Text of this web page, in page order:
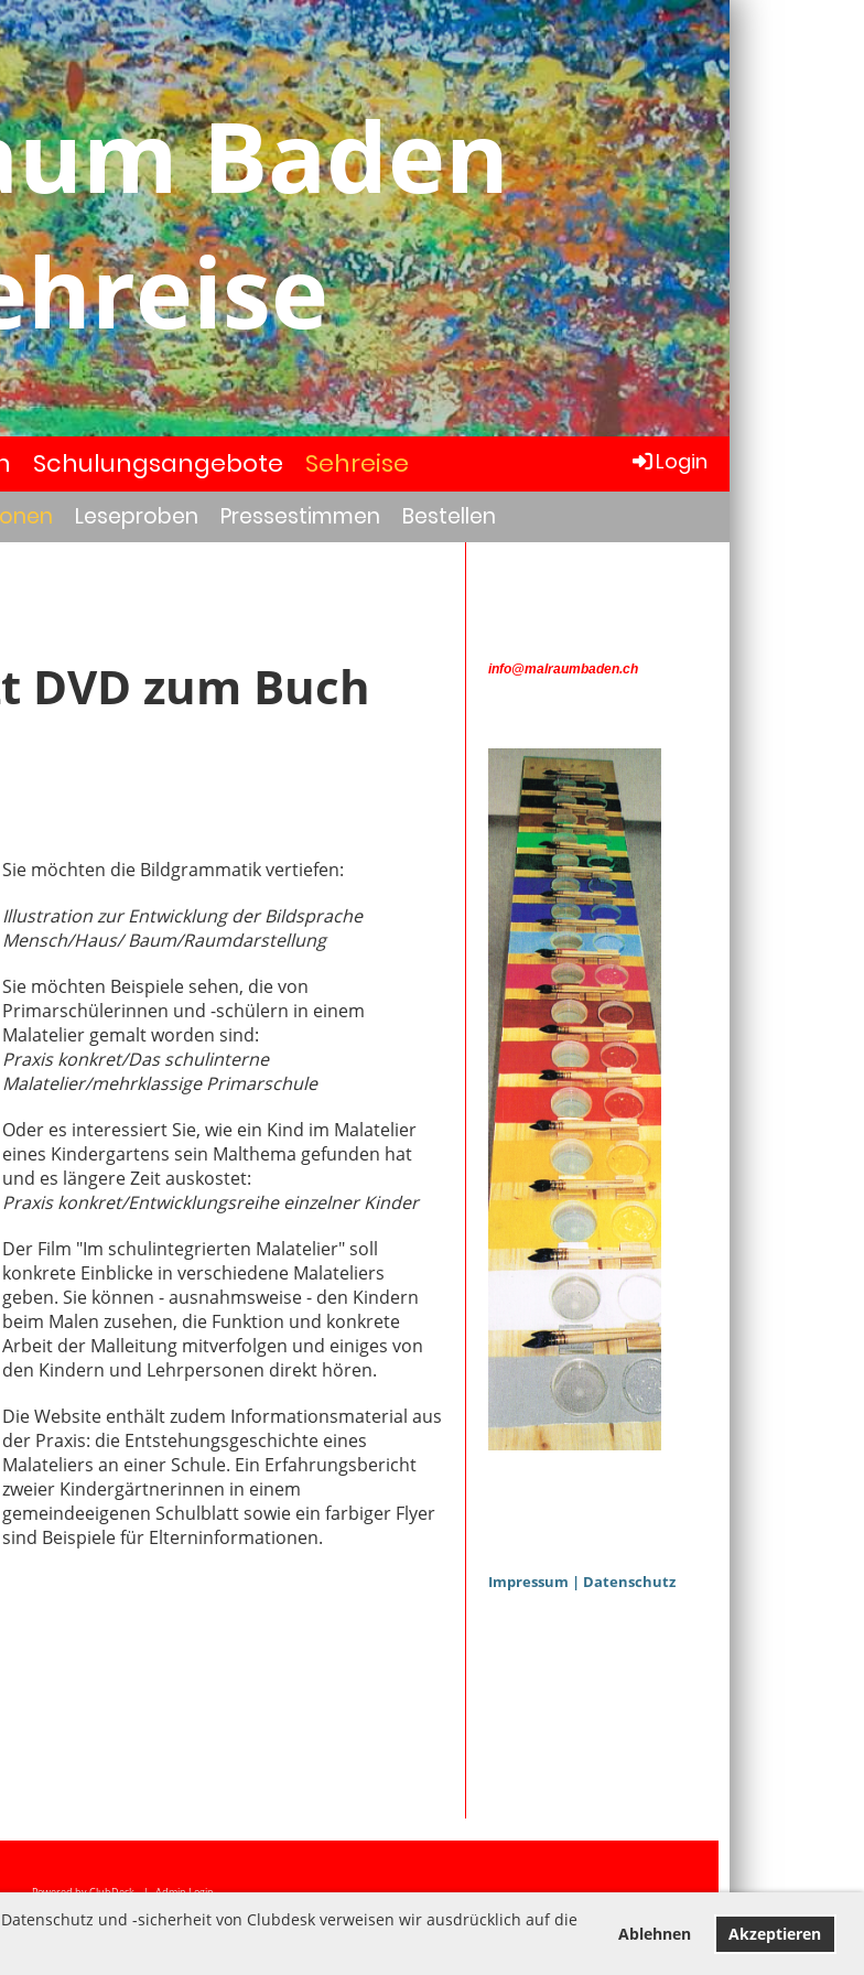
und -sicherheit von Clubdesk verweisen wir ausdrücklich auf die
Ablehnen Akzeptieren
Baden
Schulungsangebote Sehreise Login
Leseproben Pressestimmen Bestellen
DVD zum Buch
Sie möchten die Bildgrammatik vertiefen:
Illustration zur Entwicklung der Bildsprache
Mensch/Haus/ Baum/Raumdarstellung
Sie möchten Beispiele sehen, die von
Primarschülerinnen und -schülern in einem
Malatelier gemalt worden sind:
Praxis konkret/Das schulinterne
Malatelier/mehrklassige Primarschule
Oder es interessiert Sie, wie ein Kind im Malatelier
eines Kindergartens sein Malthema gefunden hat
und es längere Zeit auskostet:
Praxis konkret/Entwicklungsreihe einzelner Kinder
Der Film "Im schulintegrierten Malatelier" soll
konkrete Einblicke in verschiedene Malateliers
geben. Sie können - ausnahmsweise - den Kindern
beim Malen zusehen, die Funktion und konkrete
Arbeit der Malleitung mitverfolgen und einiges von
den Kindern und Lehrpersonen direkt hören.
Die Website enthält zudem Informationsmaterial aus
der Praxis: die Entstehungsgeschichte eines
Malateliers an einer Schule. Ein Erfahrungsbericht
zweier Kindergärtnerinnen in einem
gemeindeeigenen Schulblatt sowie ein farbiger Flyer
sind Beispiele für Elterninformationen.
info@malraumbaden.ch
Impressum | Datenschutz
Powered by ClubDesk| AdminLogin